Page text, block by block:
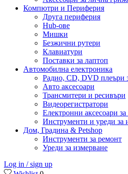
Компютри и Периферия
Друга периферия
Hub-ове
Мишки
Безжични рутери
Клавиатури
Поставки за лаптоп
Автомобилна електроника
Радио, CD, DVD плеъри
Авто аксесоари
Трансмитери и ресивъри
Видеорегистратори
Електронни аксесоари за
Инструменти и уреди за
Дом, Градина & Petshop
Инструменти за ремонт
Уреди за измерване
Log in / sign up